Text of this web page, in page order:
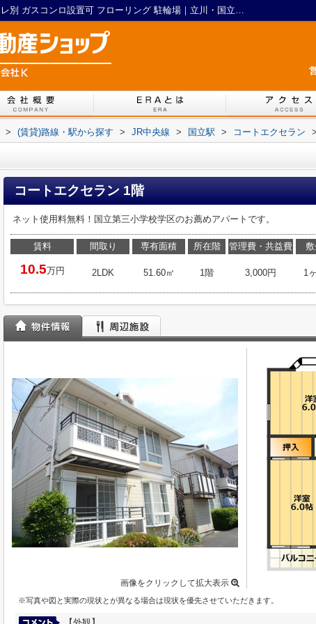
コートエクセラン101｜シャワー バストイレ別 ガスコンロ設置可 フローリング 駐輪場｜立川・国立の賃貸物件はERA LIXIL(リクシル)不動産ショップ 株式会社 K
> (賃貸)路線・駅から探す > JR中央線 > 国立駅 > コートエクセラン
コートエクセラン 1階
ネット使用料無料！国立第三小学校学区のお薦めアパートです。
賃料
10.5万円
間取り
2LDK
専有面積
51.60㎡
所在階
1階
管理費・共益費
3,000円 1
画像をクリックして拡大表示
※写真や図と実際の現状とが異なる場合は現状を優先させていただきます。